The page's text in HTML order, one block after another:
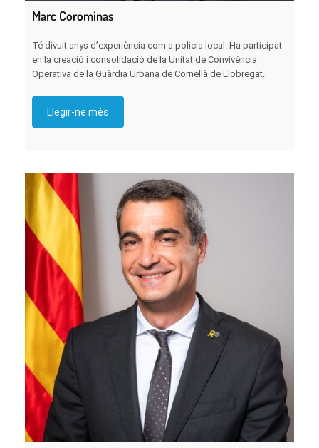
Marc Corominas
Té divuit anys d’experiència com a policia local. Ha participat
en la creació i consolidació de la Unitat de Convivència
Operativa de la Guàrdia Urbana de Cornellà de Llobregat.
Llegir-ne més